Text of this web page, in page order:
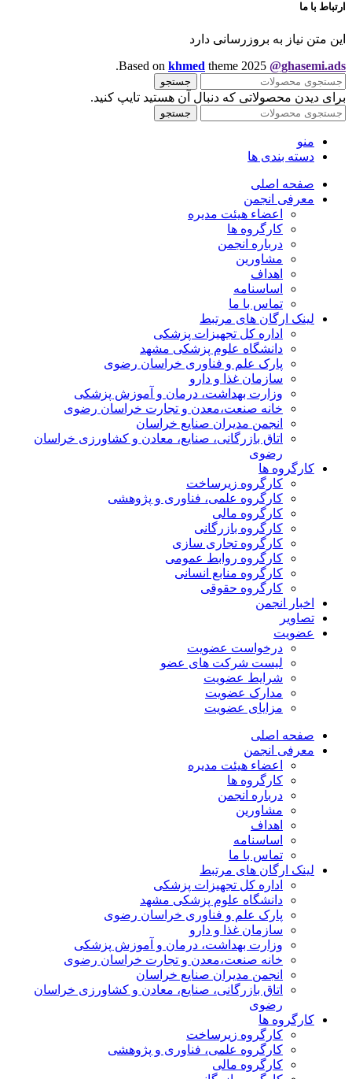
ارتباط با ما
این متن نیاز به بروزرسانی دارد
Based on khmed theme 2025 @ghasemi.ads
.
جستجو
برای دیدن محصولاتی که دنبال آن هستید تایپ کنید.
جستجو
منو
دسته بندی ها
صفحه اصلی
معرفی انجمن
اعضاء هیئت مدیره
کارگروه ها
درباره انجمن
مشاورین
اهداف
اساسنامه
تماس با ما
لینک ارگان های مرتبط
اداره کل تجهیزات پزشکی
دانشگاه علوم پزشکی مشهد
پارک علم و فناوری خراسان رضوی
سازمان غذا و دارو
وزارت بهداشت، درمان و آموزش پزشکی
خانه صنعت،معدن و تجارت خراسان رضوی
انجمن مدیران صنایع خراسان
اتاق بازرگانی، صنایع، معادن و کشاورزی خراسان
رضوی
کارگروه ها
کارگروه زیرساخت
کارگروه علمی، فناوری و پژوهشی
کارگروه مالی
کارگروه بازرگانی
کارگروه تجاری سازی
کارگروه روابط عمومی
کارگروه منابع انسانی
کارگروه حقوقی
اخبار انجمن
تصاویر
عضویت
درخواست عضویت
لیست شرکت های عضو
شرایط عضویت
مدارک عضویت
مزایای عضویت
صفحه اصلی
معرفی انجمن
اعضاء هیئت مدیره
کارگروه ها
درباره انجمن
مشاورین
اهداف
اساسنامه
تماس با ما
لینک ارگان های مرتبط
اداره کل تجهیزات پزشکی
دانشگاه علوم پزشکی مشهد
پارک علم و فناوری خراسان رضوی
سازمان غذا و دارو
وزارت بهداشت، درمان و آموزش پزشکی
خانه صنعت،معدن و تجارت خراسان رضوی
انجمن مدیران صنایع خراسان
اتاق بازرگانی، صنایع، معادن و کشاورزی خراسان
رضوی
کارگروه ها
کارگروه زیرساخت
کارگروه علمی، فناوری و پژوهشی
کارگروه مالی